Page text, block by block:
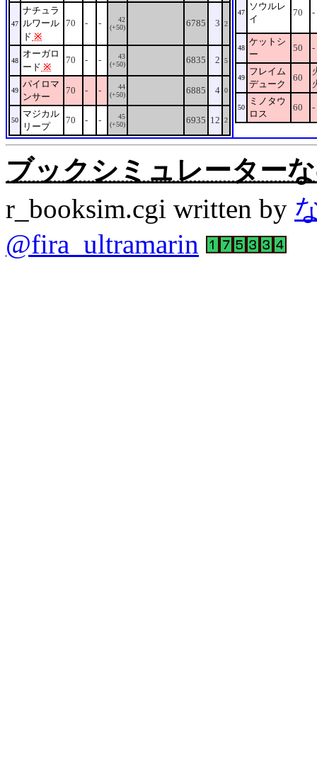
47
ナチュラ
ルワール
ド ※
70 - -
42
(+50)
6785 3 2
48
オーガロ
ード ※
70 - -
43
(+50)
6835 2 5
49
パイロマ
ンサー
70 - -
44
(+50)
6885 4 0
50
マジカル
リープ
70 - -
45
(+50)
6935 12 2
47
ソウルレ
イ
70 -
48
ケットシ
ー
50 -
49
フレイム
デューク
60
50
ミノタウ
ロス
60 -
ブックシミュレーター
r_booksim.cgi written by
@fira_ultramarin